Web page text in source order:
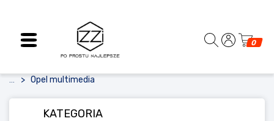
0
Opel multimedia
KATEGORIA